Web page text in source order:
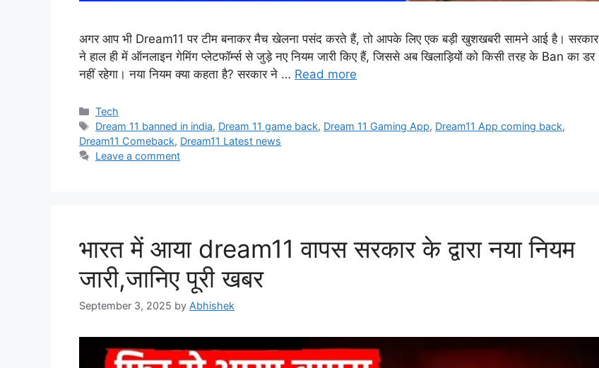
अगर आप भी Dream11 पर टीम बनाकर मैच खेलना पसंद करते हैं, तो आपके लिए एक बड़ी खुशखबरी सामने आई है। सरकार
ने हाल ही में ऑनलाइन गेमिंग प्लेटफॉर्म्स से जुड़े नए नियम जारी किए हैं, जिससे अब खिलाड़ियों को किसी तरह के Ban का डर
नहीं रहेगा। नया नियम क्या कहता है? सरकार ने … Read more
Categories
Tech
Tags
Dream 11 banned in india, Dream 11 game back, Dream 11 Gaming App, Dream11 App coming back,
Dream11 Comeback, Dream11 Latest news
Leave a comment
भारत में आया dream11 वापस सरकार के द्वारा नया नियम
जारी,जानिए पूरी खबर
September 3, 2025 by Abhishek